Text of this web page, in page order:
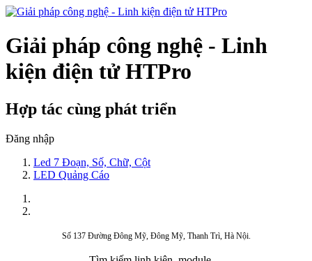
Giải pháp công nghệ - Linh
kiện điện tử HTPro
Hợp tác cùng phát triển
Đăng nhập
Led 7 Đoạn, Số, Chữ, Cột
LED Quảng Cáo
Số 137 Đường Đông Mỹ, Đông Mỹ, Thanh Trì, Hà Nội.